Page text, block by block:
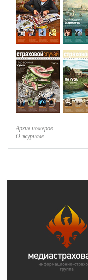
Архив номеров
О журнале